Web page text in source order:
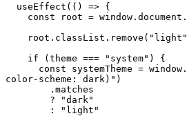
useEffect ( ( ) => {
const root = window . document .
    root
. classList . remove ( "light"
if
( theme === "system" )
{
const systemTheme = window .
color-scheme: dark)" )
. matches
?
"dark"
:
"light"